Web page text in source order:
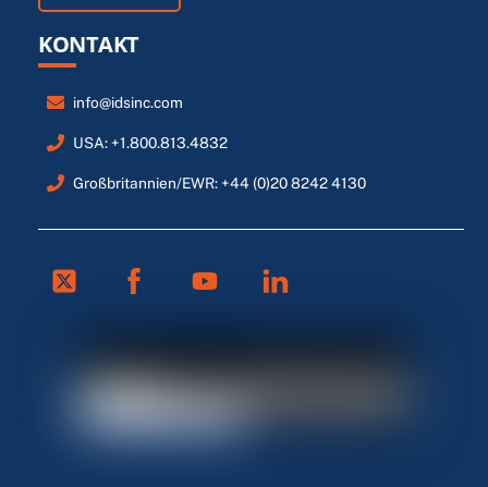
KONTAKT
info@idsinc.com
USA: +1.800.813.4832
Großbritannien/EWR: +44 (0)20 8242 4130
Twitter Facebook Linkedin